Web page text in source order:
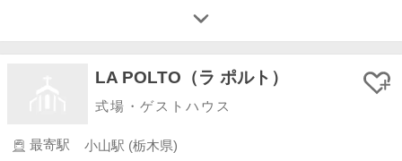
LA POLTO（ラ ポルト）
式場・ゲストハウス
最寄駅
小山駅 (栃木県)